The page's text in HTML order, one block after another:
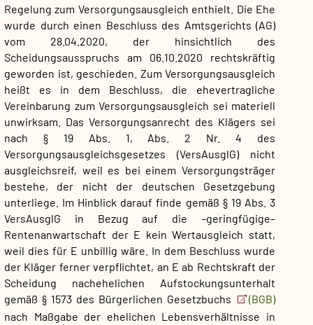
Regelung zum Versorgungsausgleich enthielt. Die Ehe
wurde durch einen Beschluss des Amtsgerichts (AG)
vom 28.04.2020, der hinsichtlich des
Scheidungsausspruchs am 06.10.2020 rechtskräftig
geworden ist, geschieden. Zum Versorgungsausgleich
heißt es in dem Beschluss, die ehevertragliche
Vereinbarung zum Versorgungsausgleich sei materiell
unwirksam. Das Versorgungsanrecht des Klägers sei
nach § 19 Abs. 1, Abs. 2 Nr. 4 des
Versorgungsausgleichsgesetzes (VersAusglG) nicht
ausgleichsreif, weil es bei einem Versorgungsträger
bestehe, der nicht der deutschen Gesetzgebung
unterliege. Im Hinblick darauf finde gemäß § 19 Abs. 3
VersAusglG in Bezug auf die –geringfügige–
Rentenanwartschaft der E kein Wertausgleich statt,
weil dies für E unbillig wäre. In dem Beschluss wurde
der Kläger ferner verpflichtet, an E ab Rechtskraft der
Scheidung nachehelichen Aufstockungsunterhalt
gemäß § 1573 des Bürgerlichen Gesetzbuchs
(BGB)
nach Maßgabe der ehelichen Lebensverhältnisse in